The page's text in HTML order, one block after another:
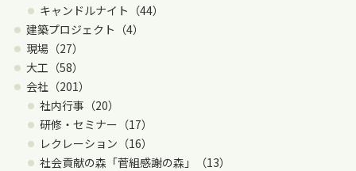
キャンドルナイト（44）
建築プロジェクト（4）
現場（27）
大工（58）
会社（201）
社内行事（20）
研修・セミナー（17）
レクレーション（16）
社会貢献の森「菅組感謝の森」（13）